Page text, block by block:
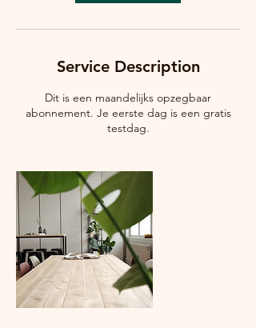
Service Description
Dit is een maandelijks opzegbaar
abonnement. Je eerste dag is een gratis
testdag.